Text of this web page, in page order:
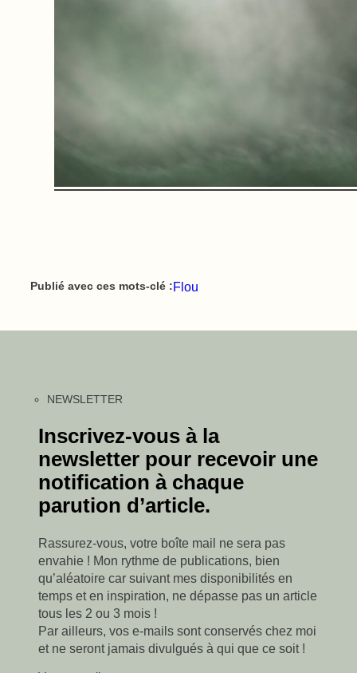
Publié avec ces mots-clé :Flou
NEWSLETTER
Inscrivez-vous à la
newsletter pour recevoir une
notification à chaque
parution d’article.
Rassurez-vous, votre boîte mail ne sera pas
envahie ! Mon rythme de publications, bien
qu’aléatoire car suivant mes disponibilités en
temps et en inspiration, ne dépasse pas un article
tous les 2 ou 3 mois !
Par ailleurs, vos e-mails sont conservés chez moi
et ne seront jamais divulgués à qui que ce soit !